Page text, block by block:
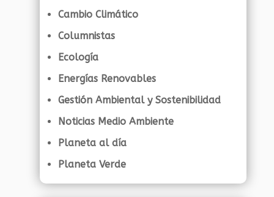
Cambio Climático
Columnistas
Ecología
Energías Renovables
Gestión Ambiental y Sostenibilidad
Noticias Medio Ambiente
Planeta al día
Planeta Verde